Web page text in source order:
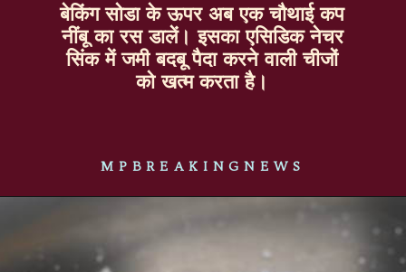
MPBREAKINGNEWS
बेकिंग सोडा के ऊपर अब एक चौथाई कप
नींबू का रस डालें। इसका एसिडिक नेचर
सिंक में जमी बदबू पैदा करने वाली चीजों
को खत्म करता है।